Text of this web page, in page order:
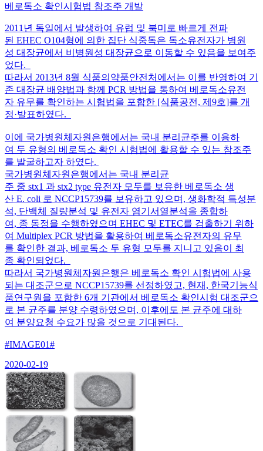
베로독소 확인시험법 참조주 개발
2011년 독일에서 발생하여 유럽 및 북미로 빠르게 전파
된 EHEC O104형에 의한 집단 식중독은 독소유전자가 병원
성 대장균에서 비병원성 대장균으로 이동할 수 있음을 보여주
었다.
따라서 2013년 8월 식품의약품안전처에서는 이를 반영하여 기
존 대장균 배양법과 함께 PCR 방법을 통하여 베로독소유전
자 유무를 확인하는 시험법을 포함한 [식품공전, 제9호]를 개
정·발표하였다.
이에 국가병원체자원은행에서는 국내 분리균주를 이용하
여 두 유형의 베로독소 확인 시험법에 활용할 수 있는 참조주
를 발굴하고자 하였다.
국가병원체자원은행에서는 국내 분리균
주 중 stx1 과 stx2 type 유전자 모두를 보유한 베로독소 생
산 E. coli 로 NCCP15739를 보유하고 있으며, 생화학적 특성분
석, 단백체 질량분석 및 유전자 염기서열분석을 종합하
여, 종 동정을 수행하였으며 EHEC 및 ETEC를 검출하기 위하
여 Multiplex PCR 방법을 활용하여 베로독소유전자의 유무
를 확인한 결과, 베로독소 두 유형 모두를 지니고 있음이 최
종 확인되었다.
따라서 국가병원체자원은행은 베로독소 확인 시험법에 사용
되는 대조군으로 NCCP15739를 선정하였고, 현재, 한국기능식
품연구원을 포함한 6개 기관에서 베로독소 확인시험 대조군으
로 본 균주를 분양 수령하였으며, 이후에도 본 균주에 대하
여 분양요청 수요가 많을 것으로 기대된다.
#IMAGE01#
2020-02-19